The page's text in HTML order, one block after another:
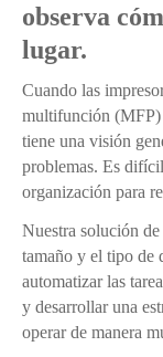
observa
lugar.
Cuando las
multifunción (MFP)
tiene una visión
problemas. Es
organización para
Nuestra solución
tamaño y el tipo de
automatizar las
y desarrollar una
operar de manera